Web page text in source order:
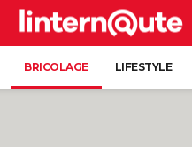
BRICOLAGE LIFESTYLE